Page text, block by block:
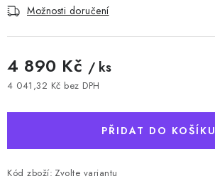
Možnosti doručení
4 890 Kč / ks
4 041,32 Kč bez DPH
PŘIDAT DO KOŠÍKU
Kód zboží: Zvolte variantu